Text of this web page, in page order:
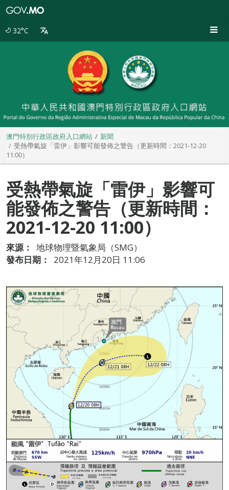
32°C
澳門特別行政區政府入口網站
新聞
受熱帶氣旋「雷伊」影響可能發佈之警告（更新時間：2021-12-20
11:00）
受熱帶氣旋「雷伊」影響可
能發佈之警告（更新時間：
2021-12-20 11:00）
來源：
地球物理暨氣象局（SMG）
發布日期：
2021年12月20日 11:06